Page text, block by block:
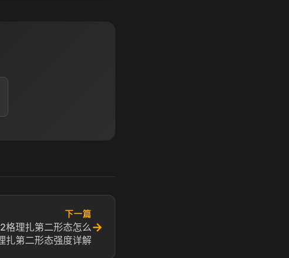
下一篇
格理扎第二形态怎么
扎第二形态强度详解
→